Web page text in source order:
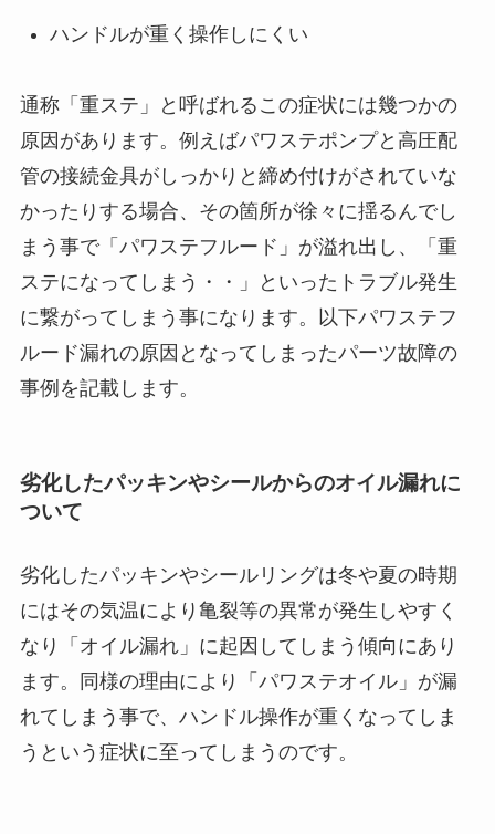
ハンドルが重く操作しにくい
通称「重ステ」と呼ばれるこの症状には幾つかの
原因があります。例えばパワステポンプと高圧配
管の接続金具がしっかりと締め付けがされていな
かったりする場合、その箇所が徐々に揺るんでし
まう事で「パワステフルード」が溢れ出し、「重
ステになってしまう・・」といったトラブル発生
に繋がってしまう事になります。以下パワステフ
ルード漏れの原因となってしまったパーツ故障の
事例を記載します。
劣化したパッキンやシールからのオイル漏れに
ついて
劣化したパッキンやシールリングは冬や夏の時期
にはその気温により亀裂等の異常が発生しやすく
なり「オイル漏れ」に起因してしまう傾向にあり
ます。同様の理由により「パワステオイル」が漏
れてしまう事で、ハンドル操作が重くなってしま
うという症状に至ってしまうのです。